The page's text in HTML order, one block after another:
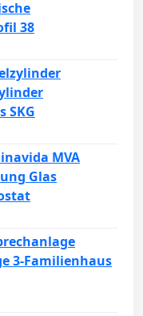
38
SKG
MVA
Glas
3-Familienhaus